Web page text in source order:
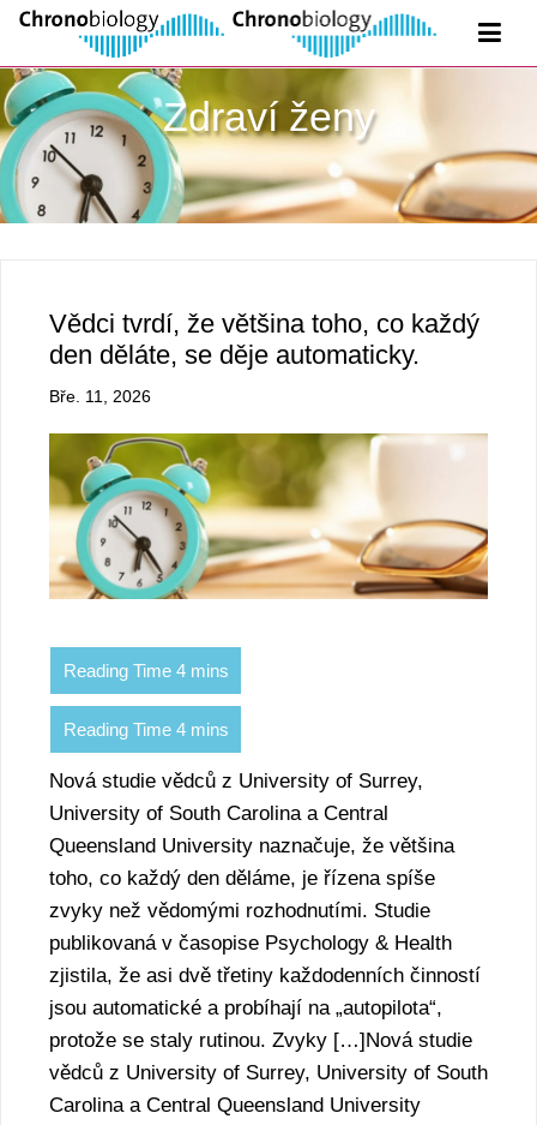
Zdraví ženy
Vědci tvrdí, že většina toho, co každý
den děláte, se děje automaticky.
Bře. 11, 2026
Nová studie vědců z University of Surrey,
University of South Carolina a Central
Queensland University naznačuje, že většina
toho, co každý den děláme, je řízena spíše
zvyky než vědomými rozhodnutími. Studie
publikovaná v časopise Psychology & Health
zjistila, že asi dvě třetiny každodenních činností
jsou automatické a probíhají na „autopilota“,
protože se staly rutinou. Zvyky […]Nová studie
vědců z University of Surrey, University of South
Carolina a Central Queensland University